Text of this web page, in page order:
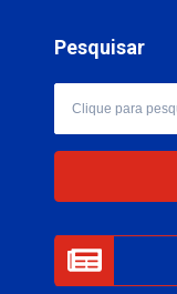
Pesquisar